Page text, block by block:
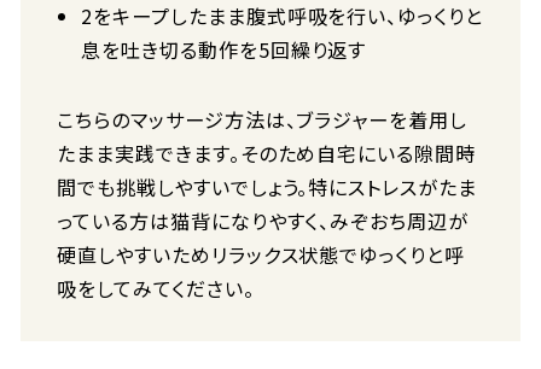
2をキープしたまま腹式呼吸を行い、ゆっくりと
息を吐き切る動作を5回繰り返す
こちらのマッサージ方法は、ブラジャーを着用し
たまま実践できます。そのため自宅にいる隙間時
間でも挑戦しやすいでしょう。特にストレスがたま
っている方は猫背になりやすく、みぞおち周辺が
硬直しやすいためリラックス状態でゆっくりと呼
吸をしてみてください。